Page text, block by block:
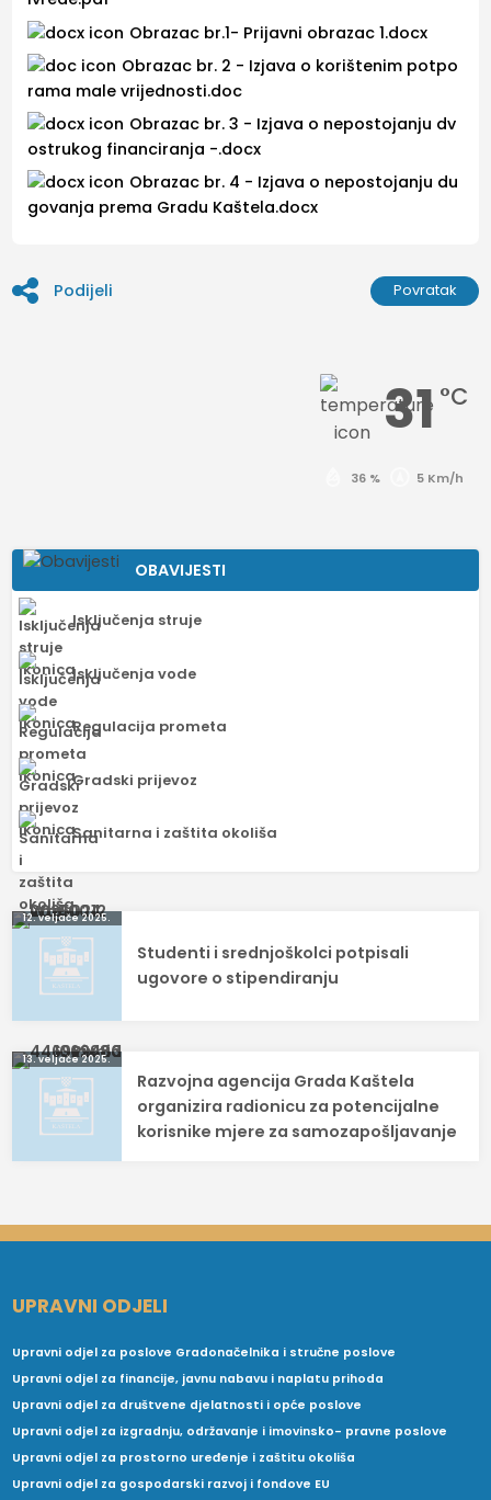
Obrazac br.1- Prijavni obrazac 1.docx
Obrazac br. 2 - Izjava o korištenim potpo
rama male vrijednosti.doc
Obrazac br. 3 - Izjava o nepostojanju dv
ostrukog financiranja -.docx
Obrazac br. 4 - Izjava o nepostojanju du
govanja prema Gradu Kaštela.docx
Podijeli Povratak
31 °C
36 % 5 Km/h
OBAVIJESTI
Isključenja struje
Isključenja vode
Regulacija prometa
Gradski prijevoz
Sanitarna i zaštita okoliša
Navigacija
objava
12. veljače 2025.
Studenti i srednjoškolci potpisali
ugovore o stipendiranju
13. veljače 2025.
Razvojna agencija Grada Kaštela
organizira radionicu za potencijalne
korisnike mjere za samozapošljavanje
UPRAVNI ODJELI
Upravni odjel za poslove Gradonačelnika i stručne poslove
Upravni odjel za financije, javnu nabavu i naplatu prihoda
Upravni odjel za društvene djelatnosti i opće poslove
Upravni odjel za izgradnju, održavanje i imovinsko- pravne poslove
Upravni odjel za prostorno uređenje i zaštitu okoliša
Upravni odjel za gospodarski razvoj i fondove EU